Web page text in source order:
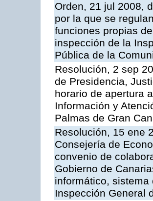
Orden, 21 jul 2008,
por la que se
funciones propias
inspección de la
Pública de la
Resolución, 2 sep
de Presidencia,
horario de apertura
Información y
Palmas de Gran
Resolución, 15 ene
Consejería de
convenio de
Gobierno de
informático,
Inspección General